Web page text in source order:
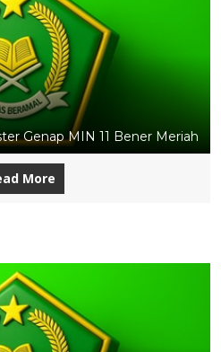
Genap MIN 11 Bener Meriah
More